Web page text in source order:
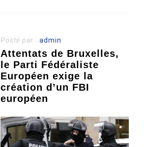
Posté par :admin
Attentats de Bruxelles,
le Parti Fédéraliste
Européen exige la
création d’un FBI
européen